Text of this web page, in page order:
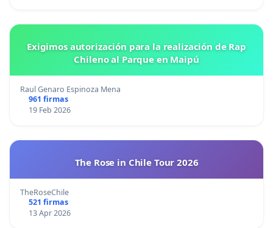
Exigimos autorización para la realización de Rap
Chileno al Parque en Maipú
Raul Genaro Espinoza Mena
961 firmas
19 Feb 2026
The Rose in Chile Tour 2026
TheRoseChile
521 firmas
13 Apr 2026